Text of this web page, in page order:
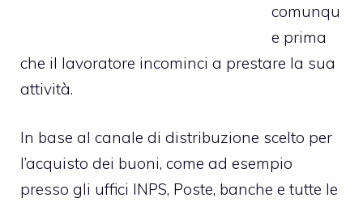
comunqu
e prima
che il lavoratore incominci a prestare la sua
attività.
In base al canale di distribuzione scelto per
l’acquisto dei buoni, come ad esempio
presso gli uffici INPS, Poste, banche e tutte le